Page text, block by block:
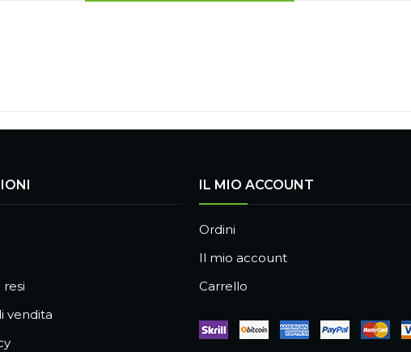
resi
vendita
IL MIO ACCOUNT
Ordini
Il mio account
Carrello